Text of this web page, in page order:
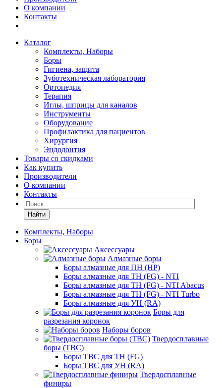
О компании
Контакты
Каталог
Комплекты, Наборы
Боры
Гигиена, защита
Зуботехническая лаборатория
Ортопедия
Терапия
Иглы, шприцы для каналов
Инструменты
Оборудование
Профилактика для пациентов
Хирургия
Эндодонтия
Товары со скидками
Как купить
Производители
О компании
Контакты
Найти
Комплекты, Наборы
Боры
Аксессуары
Алмазные боры
Боры алмазные для ПН (HP)
Боры алмазные для ТН (FG) - NTI
Боры алмазные для ТН (FG) - NTI Abacus
Боры алмазные для ТН (FG) - NTI Turbo
Боры алмазные для УН (RA)
Боры для
разрезания коронок
Наборы боров
Твердосплавные
боры (ТВС)
Боры ТВС для ТН (FG)
Боры ТВС для УН (RA)
Твердосплавные
финиры